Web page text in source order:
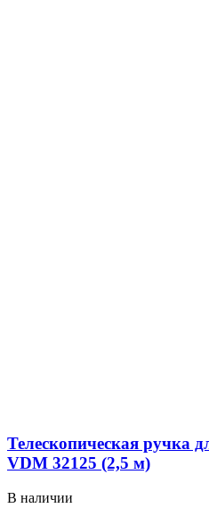
Телескопическая ручка
VDM 32125 (2,5 м)
В наличии